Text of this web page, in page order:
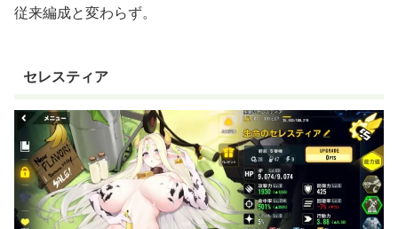
従来編成と変わらず。
セレスティア